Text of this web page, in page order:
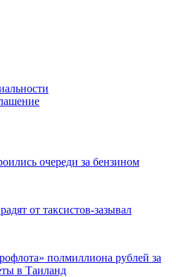
очереди за бензином
от таксистов-зазывал
полмиллиона рублей за
в Таиланд